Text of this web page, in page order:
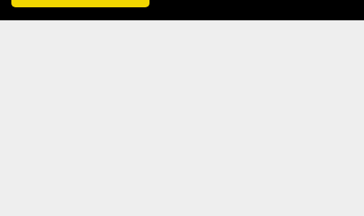
POGGIA MESTOLO CHE PROFUMINO